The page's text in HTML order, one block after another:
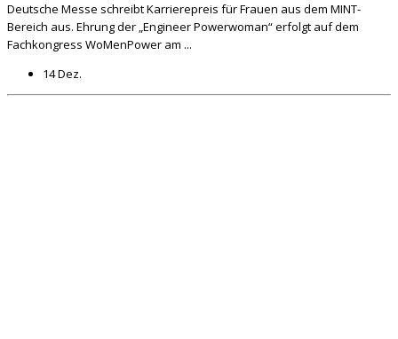
Deutsche Messe schreibt Karrierepreis für Frauen aus dem MINT-
Bereich aus. Ehrung der „Engineer Powerwoman“ erfolgt auf dem
Fachkongress WoMenPower am ...
14 Dez.